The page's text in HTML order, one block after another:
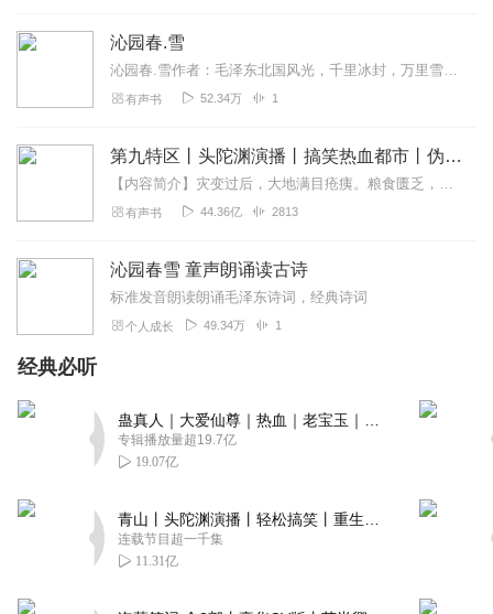
字的读音落实准确，我提出一个异议，“还看今朝”中的“还”应
沁园春.雪
沁园春.雪作者：毛泽东北国风光，千里冰封，万里雪飘。望长城内外，惟馀莽莽；大河上下，顿失滔滔。山舞银蛇，原驰蜡象，欲与天公试比高。须晴日，看红妆素...
有声书 52.34万 1
第九特区丨头陀渊演播丨搞笑热血都市丨伪戒丨VIP免费多人有声剧
【内容简介】灾变过后，大地满目疮痍。粮食匮乏，资源紧俏，局势混乱……一位从待规划区杀出来的青年，背对着漫天黄沙，孤身来到九区谋生，却不曾想偶然结识三五好友，一念...
有声书 44.36亿 2813
沁园春雪 童声朗诵读古诗
标准发音朗读朗诵毛泽东诗词，经典诗词
个人成长 49.34万 1
经典必听
专辑播放量超19.7亿
19.07亿
连载节目超一千集
11.31亿